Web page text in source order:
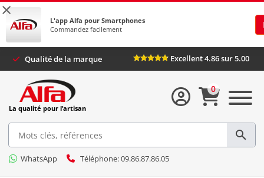
×
L'app Alfa pour Smartphones
Commandez facilement
Qualité de la marque Excellent 4.86 sur 5.00
La qualité pour l’artisan
WhatsApp Téléphone: 09.86.87.86.05
0